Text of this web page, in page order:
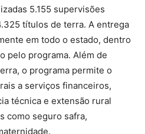
5.155 supervisões
títulos de terra. A entrega
em todo o estado, dentro
pelo programa. Além de
o programa permite o
a serviços financeiros,
técnica e extensão rural
como seguro safra,